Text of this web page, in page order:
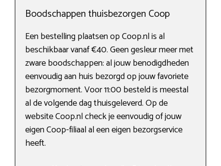
Boodschappen thuisbezorgen Coop
Een bestelling plaatsen op Coop.nl is al
beschikbaar vanaf €40. Geen gesleur meer met
zware boodschappen: al jouw benodigdheden
eenvoudig aan huis bezorgd op jouw favoriete
bezorgmoment. Voor 11:00 besteld is meestal
al de volgende dag thuisgeleverd. Op de
website Coop.nl check je eenvoudig of jouw
eigen Coop-filiaal al een eigen bezorgservice
heeft.